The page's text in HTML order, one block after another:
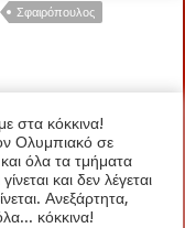
Σφαιρόπουλος
στα κόκκινα!
Ολυμπιακό σε
όλα τα τμήματα
και δεν λέγεται
Ανεξάρτητα,
κόκκινα!